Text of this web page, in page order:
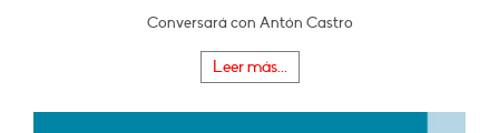
Conversará con Antón Castro
Leer más...